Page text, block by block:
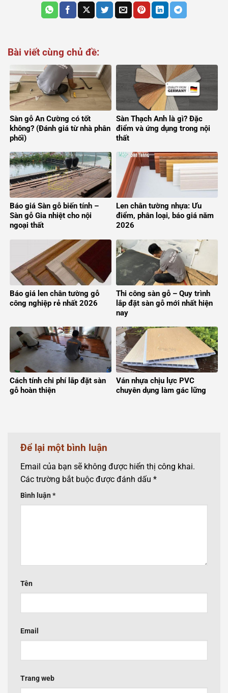
Bài viết cùng chủ đề:
Sàn gỗ An Cường có tốt
không? (Đánh giá từ nhà phân
phối)
Sàn Thạch Anh là gì? Đặc
điểm và ứng dụng trong nội
thất
Báo giá Sàn gỗ biến tính –
Sàn gỗ Gia nhiệt cho nội
ngoại thất
Len chân tường nhựa: Ưu
điểm, phân loại, báo giá năm
2026
Báo giá len chân tường gỗ
công nghiệp rẻ nhất 2026
Thi công sàn gỗ – Quy trình
lắp đặt sàn gỗ mới nhất hiện
nay
Cách tính chi phí lắp đặt sàn
gỗ hoàn thiện
Ván nhựa chịu lực PVC
chuyên dụng làm gác lững
Để lại một bình luận
Email của bạn sẽ không được hiển thị công khai.
Các trường bắt buộc được đánh dấu *
Bình luận *
Tên
Email
Trang web